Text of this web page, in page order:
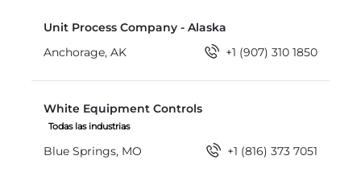
Unit Process Company - Alaska
Anchorage, AK
+1 (907) 310 1850
White Equipment Controls
Todas las industrias
Blue Springs, MO +1 (816) 373 7051